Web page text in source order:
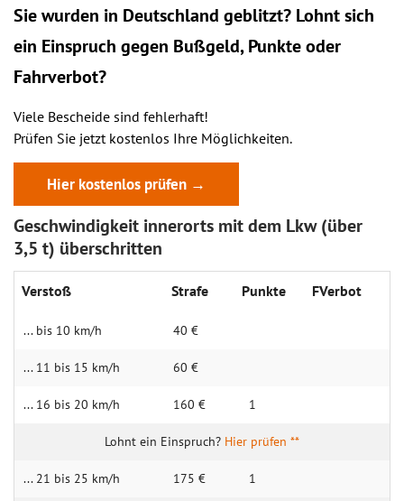
Sie wurden in Deutschland geblitzt? Lohnt sich
ein Einspruch gegen Bußgeld, Punkte oder
Fahrverbot?
Viele Bescheide sind fehlerhaft!
Prüfen Sie jetzt kostenlos Ihre Möglichkeiten.
Hier kostenlos prüfen →
Geschwindigkeit innerorts mit dem Lkw (über
3,5 t) überschritten
Verstoß Strafe Punkte FVerbot
... bis 10 km/h 40 €
... 11 bis 15 km/h 60 €
... 16 bis 20 km/h 160 € 1
Hier prüfen **
... 21 bis 25 km/h 175 € 1